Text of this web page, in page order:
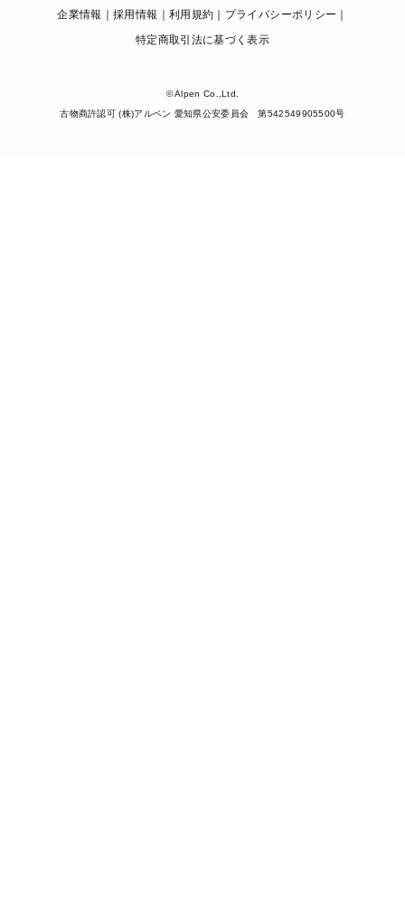
企業情報 採用情報 利用規約
プライバシーポリシー
特定商取引法に基づく表示
© Alpen Co.,Ltd.
古物商許認可 (株)アルペン 愛知県公安委員会 第542549905500号